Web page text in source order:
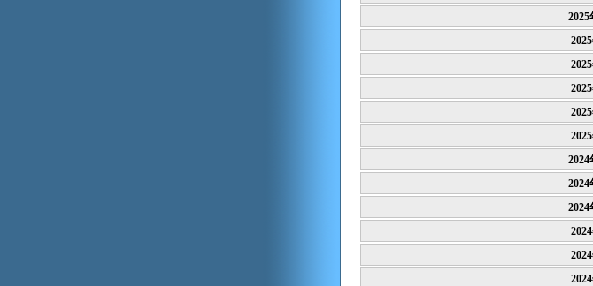
2025
2024
2024
2024